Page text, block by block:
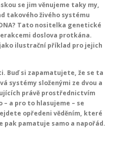
se jim věnujeme taky my,
takového živého systému
Tato nositelka genetické
doslova protkána.
ilustrační příklad pro jejich
Buď si zapamatujete, že se ta
systémy složenými ze dvou a
právě prostřednictvím
a pro to hlasujeme – se
opředeni věděním, které
pak pamatuje samo a napořád.